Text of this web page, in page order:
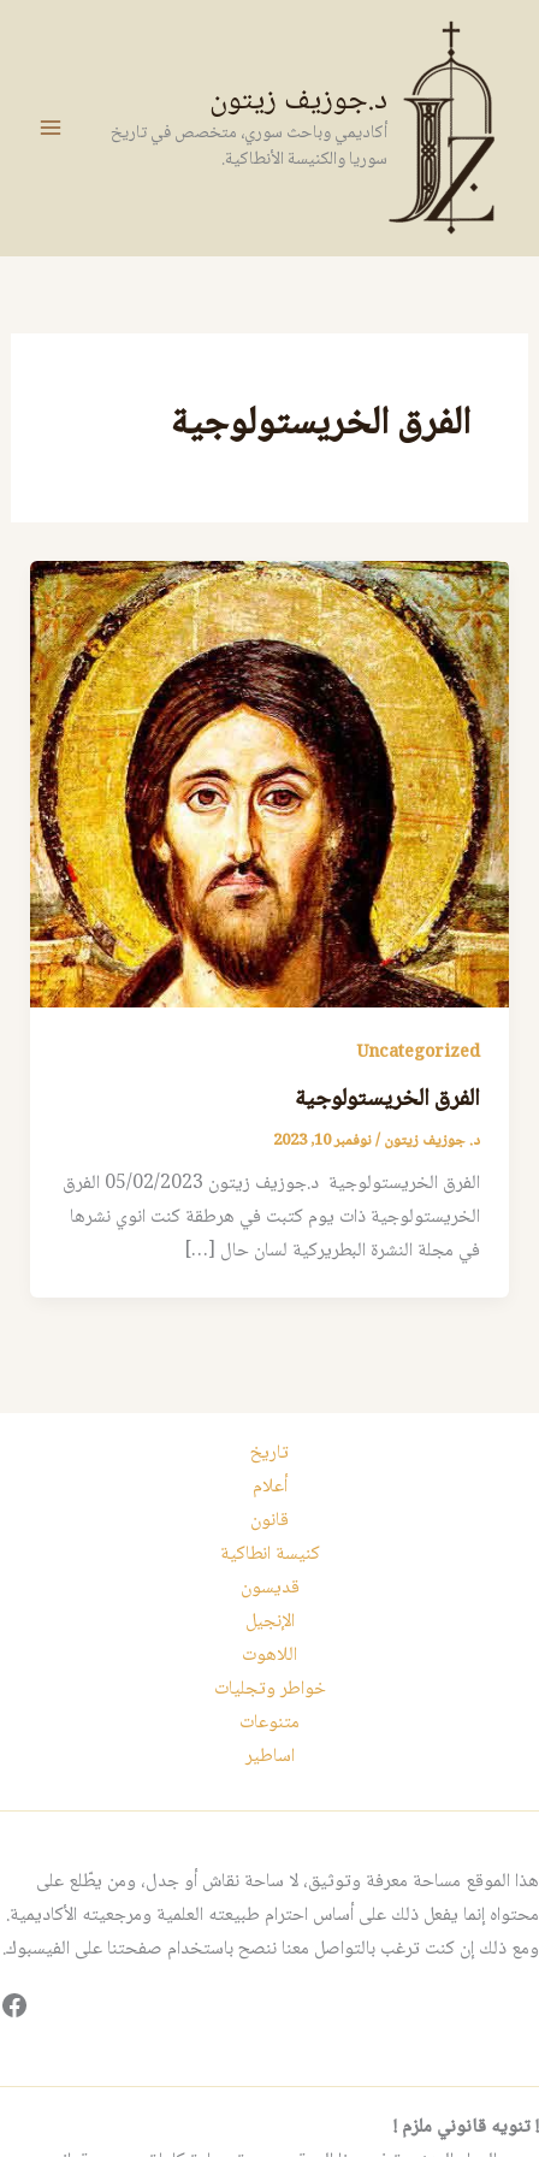
المحتوى
د.جوزيف زيتون
أكاديمي وباحث سوري، متخصص في تاريخ
سوريا والكنيسة الأنطاكية.
الفرق الخريستولوجية
Uncategorized
الفرق الخريستولوجية
د. جوزيف زيتون/نوفمبر 10, 2023
الفرق الخريستولوجية د.جوزيف زيتون 05/02/2023 الفرق
الخريستولوجية ذات يوم كتبت في هرطقة كنت انوي نشرها
في مجلة النشرة البطريركية لسان حال […]
تاريخ
أعلام
قانون
كنيسة انطاكية
قديسون
الإنجيل
اللاهوت
خواطر وتجليات
متنوعات
اساطير
هذا الموقع مساحة معرفة وتوثيق، لا ساحة نقاش أو جدل، ومن يطّلع على
محتواه إنما يفعل ذلك على أساس احترام طبيعته العلمية ومرجعيته الأكاديمية.
ومع ذلك إن كنت ترغب بالتواصل معنا ننصح باستخدام صفحتنا على الفيسبوك.
! تنويه قانوني ملزم !